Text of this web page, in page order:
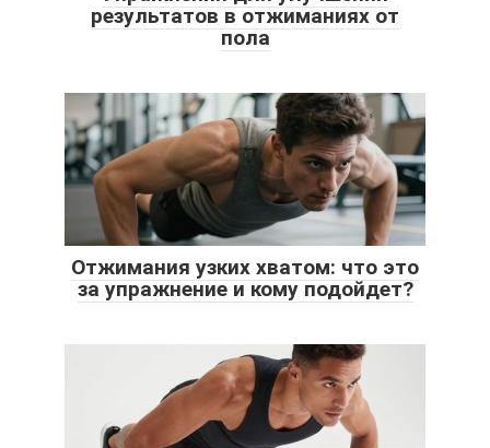
результатов в отжиманиях от
пола
Отжимания узких хватом: что это
за упражнение и кому подойдет?